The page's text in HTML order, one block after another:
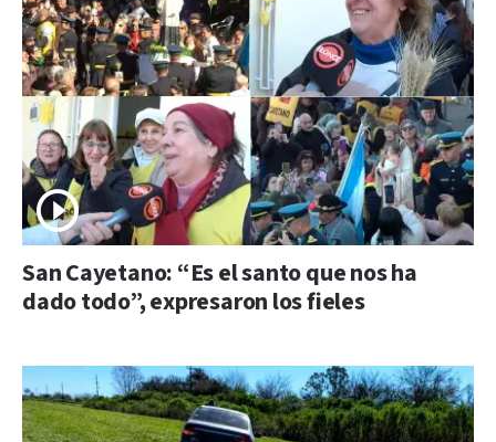
San Cayetano: “Es el santo que nos ha
dado todo”, expresaron los fieles